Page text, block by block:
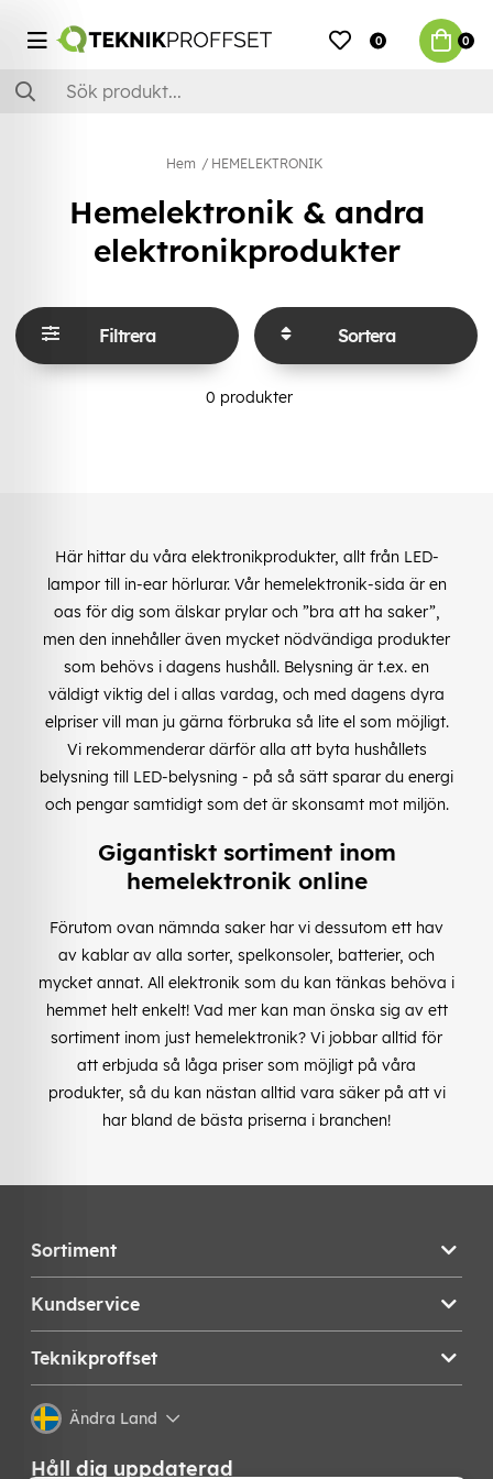
0 0
Hem HEMELEKTRONIK
Hemelektronik & andra
elektronikprodukter
Filtrera Sortera
0 produkter
Här hittar du våra elektronikprodukter, allt från LED-
lampor till in-ear hörlurar. Vår hemelektronik-sida är en
oas för dig som älskar prylar och ”bra att ha saker”,
men den innehåller även mycket nödvändiga produkter
som behövs i dagens hushåll. Belysning är t.ex. en
väldigt viktig del i allas vardag, och med dagens dyra
elpriser vill man ju gärna förbruka så lite el som möjligt.
Vi rekommenderar därför alla att byta hushållets
belysning till LED-belysning - på så sätt sparar du energi
och pengar samtidigt som det är skonsamt mot miljön.
Gigantiskt sortiment inom
hemelektronik online
Förutom ovan nämnda saker har vi dessutom ett hav
av kablar av alla sorter, spelkonsoler, batterier, och
mycket annat. All elektronik som du kan tänkas behöva i
hemmet helt enkelt! Vad mer kan man önska sig av ett
sortiment inom just hemelektronik? Vi jobbar alltid för
att erbjuda så låga priser som möjligt på våra
produkter, så du kan nästan alltid vara säker på att vi
har bland de bästa priserna i branchen!
Sortiment
Kundservice
Teknikproffset
Ändra Land
Håll dig uppdaterad